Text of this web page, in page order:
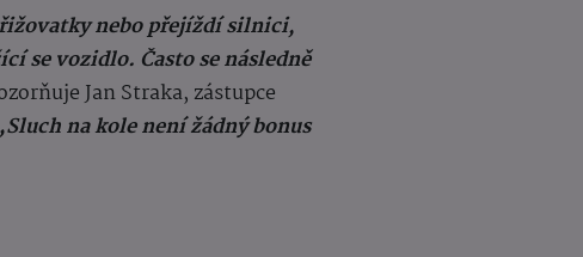
nebo přejíždí silnici,
se vozidlo. Často se následně
Jan Straka, zástupce
na kole není žádný bonus